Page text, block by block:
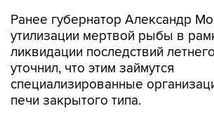
Ранее губернатор Александр
утилизации мертвой рыбы в
ликвидации последствий
уточнил, что этим займутся
специализированные
печи закрытого типа.